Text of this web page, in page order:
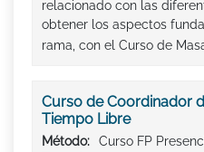
relacionado con las
obtener los aspectos
rama, con el Curso de
Curso de Coordinador
Tiempo Libre
Método:
Curso FP